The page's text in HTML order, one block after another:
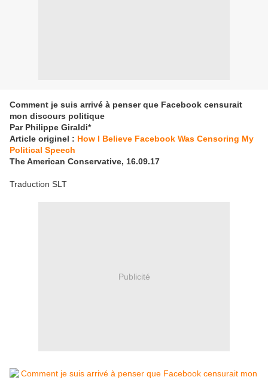
Comment je suis arrivé à penser que Facebook censurait
mon discours politique
Par Philippe Giraldi*
Article originel : How I Believe Facebook Was Censoring My
Political Speech
The American Conservative, 16.09.17
Traduction SLT
Publicité